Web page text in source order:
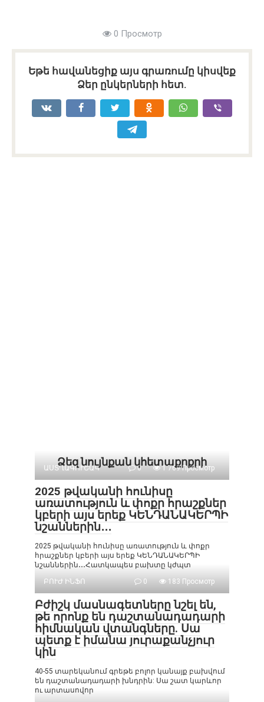
0 Просмотр
Եթե հավանեցիք այս գրառումը կիսվեք
Ձեր ընկերների հետ.
Ձեզ նույնքան կհետաքրքրի
ԱՍՏՂԱԳՈՒՇԱԿ 0 1 769 Просмотр
2025 թվականի հունիսը
առատություն և փոքր հրաշքներ
կբերի այս երեք ԿԵՆԴԱՆԱԿԵՐՊԻ
նշաններին․․․
2025 թվականի հունիսը առատություն և փոքր
հրաշքներ կբերի այս երեք ԿԵՆԴԱՆԱԿԵՐՊԻ
նշաններին․․․Հատկապես բախտը կժպտ
ԲՈՒԺ ԻՆՖՈ
0 183 Просмотр
Բժիշկ մասնագետները նշել են,
թե որոնք են դաշտանադադարի
հիմնական վտանգները. Սա
պետք է իմանա յուրաքանչյուր
կին
40-55 տարեկանում գրեթե բոլոր կանայք բախվում
են դաշտանադադարի խնդրին: Սա շատ կարևոր
ու արտասովոր